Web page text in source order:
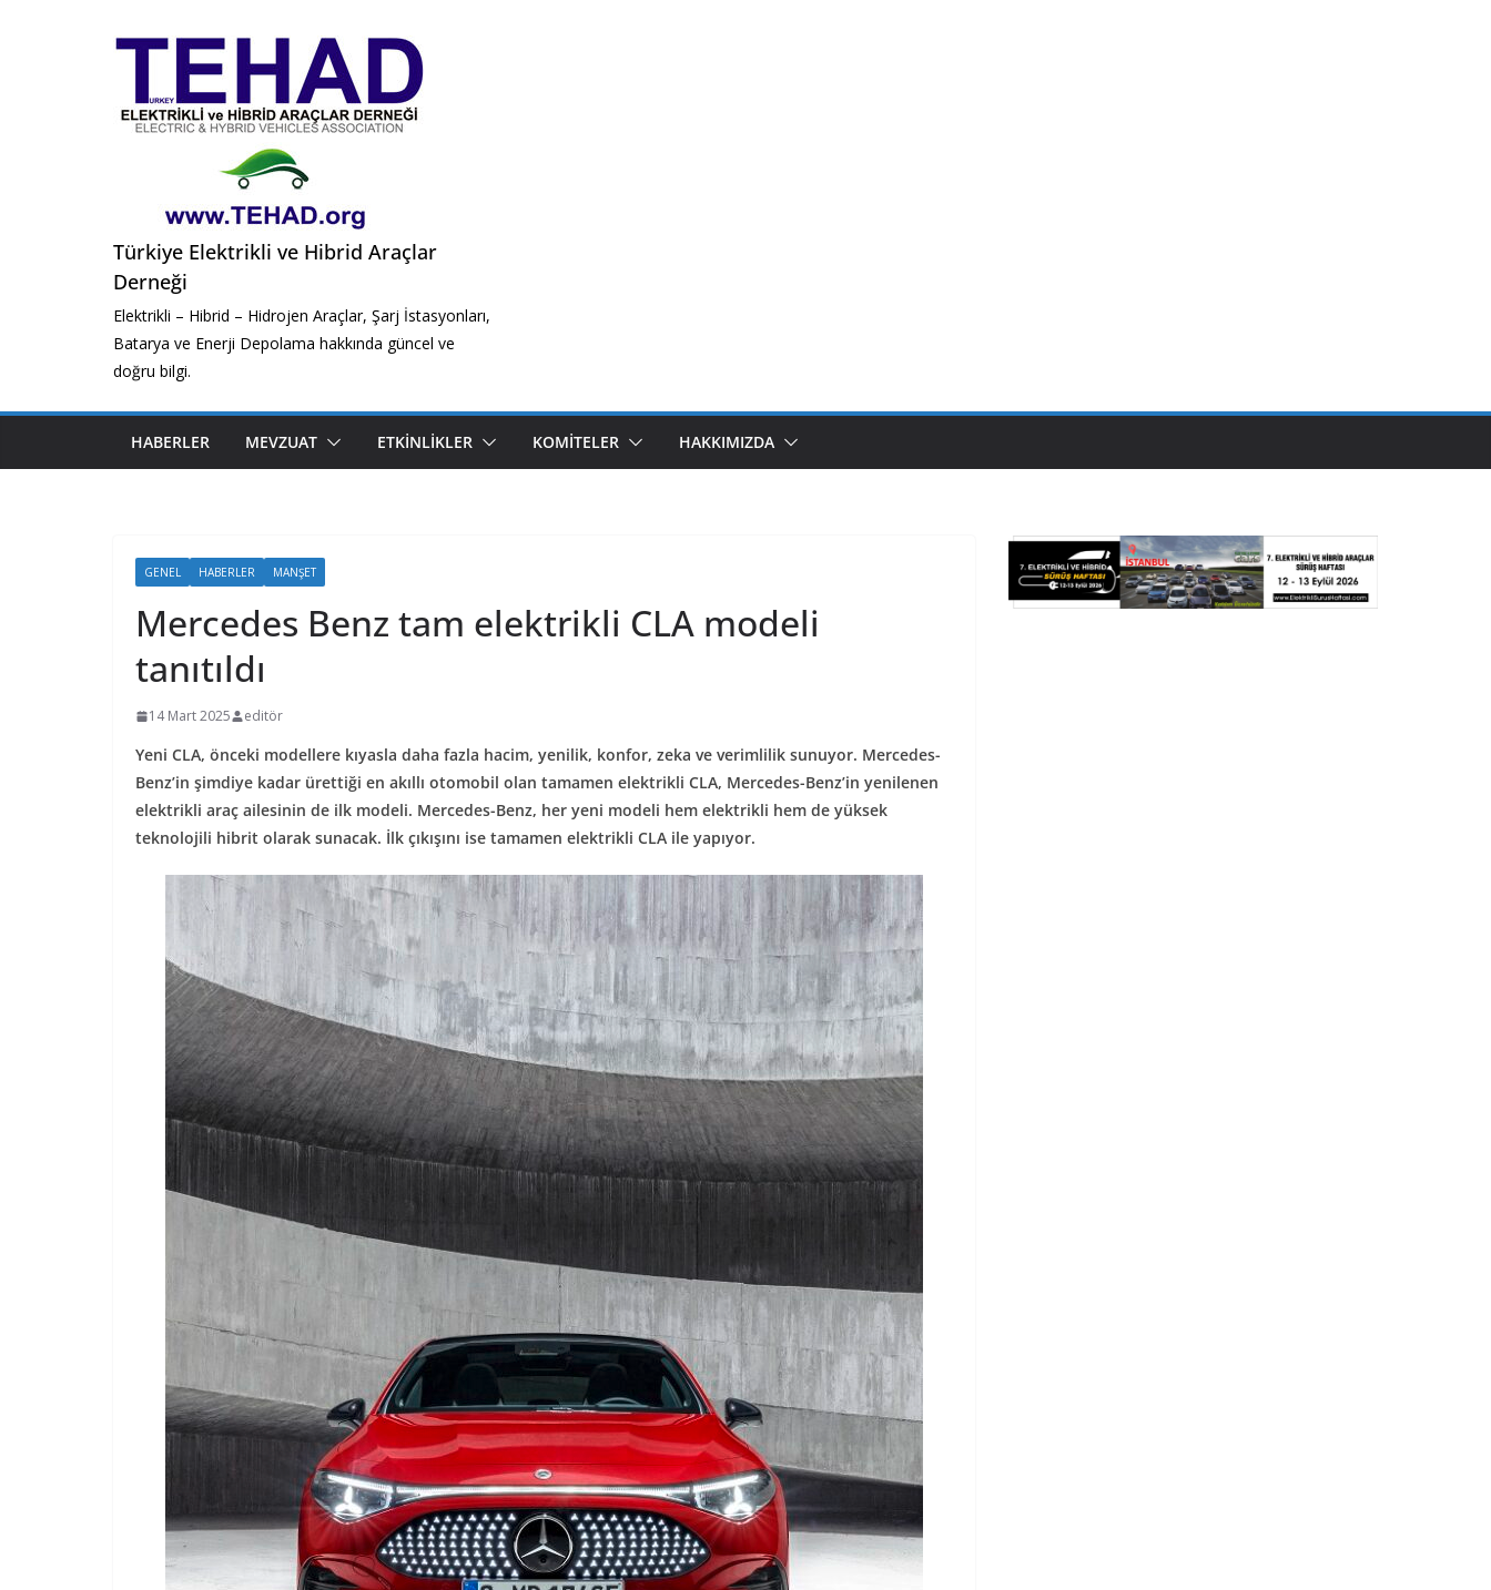
Türkiye Elektrikli ve Hibrid Araçlar
Derneği
Elektrikli – Hibrid – Hidrojen Araçlar, Şarj İstasyonları,
Batarya ve Enerji Depolama hakkında güncel ve
doğru bilgi.
HABERLER MEVZUAT ETKINLIKLER KOMITELER HAKKIMIZDA
GENEL HABERLER MANŞET
Mercedes Benz tam elektrikli CLA modeli
tanıtıldı
14 Mart 2025 editör
Yeni CLA, önceki modellere kıyasla daha fazla hacim, yenilik, konfor, zeka ve verimlilik sunuyor. Mercedes-
Benz’in şimdiye kadar ürettiği en akıllı otomobil olan tamamen elektrikli CLA, Mercedes-Benz’in yenilenen
elektrikli araç ailesinin de ilk modeli. Mercedes-Benz, her yeni modeli hem elektrikli hem de yüksek
teknolojili hibrit olarak sunacak. İlk çıkışını ise tamamen elektrikli CLA ile yapıyor.